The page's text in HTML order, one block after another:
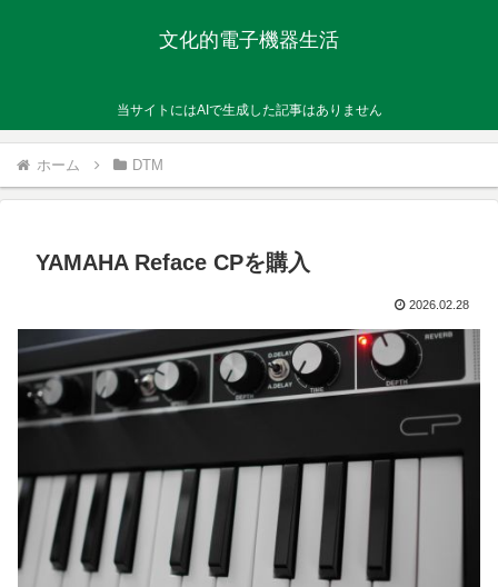
文化的電子機器生活
当サイトにはAIで生成した記事はありません
ホーム DTM
YAMAHA Reface CPを購入
2026.02.28